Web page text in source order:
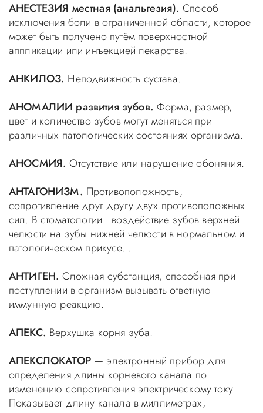
АНЕСТЕЗИЯ местная (анальгезия). Способ
исключения боли в ограниченной области, которое
может быть получено путём поверхностной
аппликации или инъекцией лекарства.
АНКИЛОЗ. Неподвижность сустава.
АНОМАЛИИ развития зубов. Форма, размер,
цвет и количество зубов могут меняться при
различных патологических состояниях организма.
АНОСМИЯ.Отсутствие или нарушение обоняния.
АНТАГОНИЗМ. Противоположность,
сопротивление друг другу двух противоположных
сил. В стоматологии воздействие зубов верхней
челюсти на зубы нижней челюсти в нормальном и
патологическом прикусе. .
АНТИГЕН.Сложная субстанция, способная при
поступлении в организм вызывать ответную
иммунную реакцию.
АПЕКС. Верхушка корня зуба.
АПЕКСЛОКАТОР— электронный прибор для
определения длины корневого канала по
изменению сопротивления электрическому току.
Показывает длину канала в миллиметрах,